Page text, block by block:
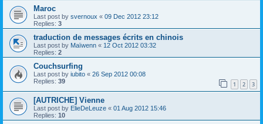
Maroc
Last post by svernoux « 09 Dec 2012 23:12
Replies: 3
traduction de messages écrits en chinois
Last post by Maïwenn « 12 Oct 2012 03:32
Replies: 2
Couchsurfing
Last post by iubito « 26 Sep 2012 00:08
Replies: 39 1 2 3
[AUTRICHE] Vienne
Last post by ElieDeLeuze « 01 Aug 2012 15:46
Replies: 10